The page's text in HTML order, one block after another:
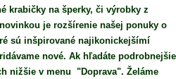
krabičky na šperky, či výrobky z
je rozšírenie našej ponuky o
sú inšpirované najikonickejšímí
nové. Ak hľadáte podrobnejšie
nižšie v menu "Doprava". Želáme